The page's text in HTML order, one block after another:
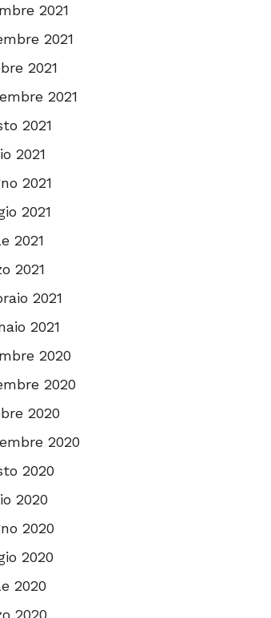
2021
2021
2021
2021
2021
2021
2021
2021
2021
2021
2021
2021
2020
2020
2020
2020
2020
2020
2020
2020
2020
2020